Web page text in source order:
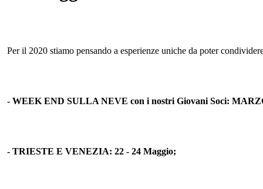
Per il 2020 stiamo pensando a esperienze uniche da poter
- WEEK END SULLA NEVE con i nostri Giovani Soci:
- TRIESTE E VENEZIA: 22 - 24 Maggio;